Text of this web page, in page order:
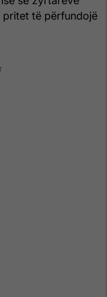
pritet të përfundojë